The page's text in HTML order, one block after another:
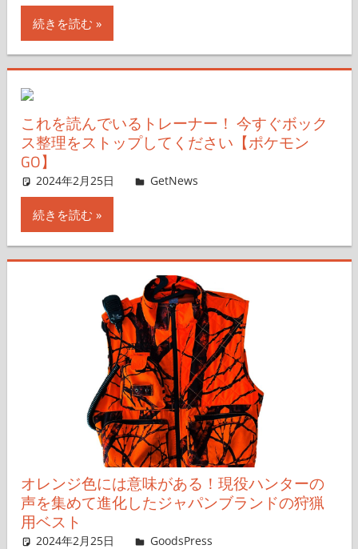
続きを読む
これを読んでいるトレーナー！ 今すぐボック
ス整理をストップしてください【ポケモン
GO】
2024年2月25日 GetNews
続きを読む
オレンジ色には意味がある！現役ハンターの
声を集めて進化したジャパンブランドの狩猟
用ベスト
2024年2月25日 ＆GP
GoodsPress